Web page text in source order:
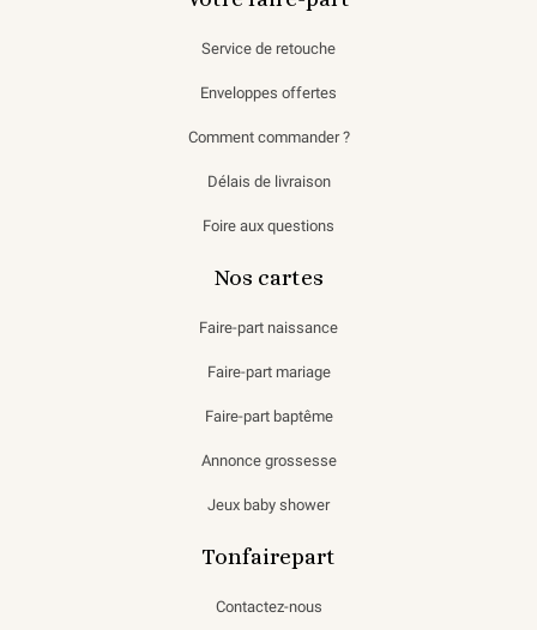
Service de retouche
Enveloppes offertes
Comment commander ?
Délais de livraison
Foire aux questions
Nos cartes
Faire-part naissance
Faire-part mariage
Faire-part baptême
Annonce grossesse
Jeux baby shower
Tonfairepart
Contactez-nous